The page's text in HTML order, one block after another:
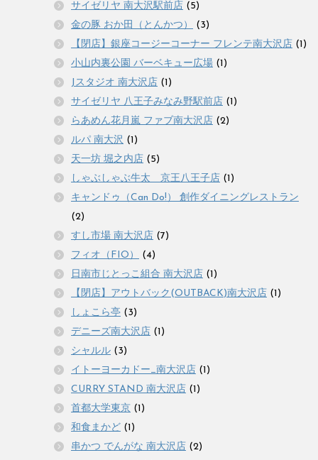
サイゼリヤ 南大沢駅前店 (5)
金の豚 おか田（とんかつ）
(3)
【閉店】銀座コージーコーナー フレンテ南大沢店 (1)
小山内裏公園 バーベキュー広場 (1)
Jスタジオ 南大沢店 (1)
サイゼリヤ 八王子みなみ野駅前店 (1)
らあめん花月嵐 ファブ南大沢店 (2)
ルパ 南大沢 (1)
天一坊 堀之内店 (5)
しゃぶしゃぶ牛太 京王八王子店 (1)
キャンドゥ（Can Do!） 創作ダイニングレストラン
(2)
すし市場 南大沢店 (7)
フィオ（FIO）
(4)
日南市じとっこ組合 南大沢店 (1)
【閉店】アウトバック(OUTBACK)南大沢店 (1)
しょこら亭 (3)
デニーズ南大沢店 (1)
シャルル (3)
イトーヨーカドー_南大沢店 (1)
CURRY STAND 南大沢店 (1)
首都大学東京 (1)
和食まかど (1)
串かつ でんがな 南大沢店 (2)